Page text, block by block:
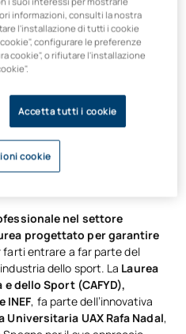
per lo
con la
nel settore
progettato per garantire
farti entrare a far parte del
dello sport. La Laurea
dello Sport (CAFYD),
INEF, fa parte dell’innovativa
Universitaria UAX Rafa Nadal,
informazioni, consulti la nostra
l'installazione di tutti i cookie
configurare le preferenze
cookie", o rifiutare l'installazione
Accetta tutti i cookie
cookie